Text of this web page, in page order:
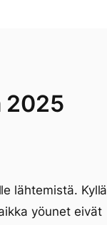
2025
lähtemistä. Kyllä
yöunet eivät